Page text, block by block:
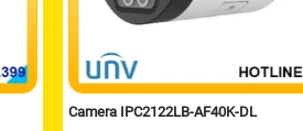
Camera IPC2122LB-AF40K-DL